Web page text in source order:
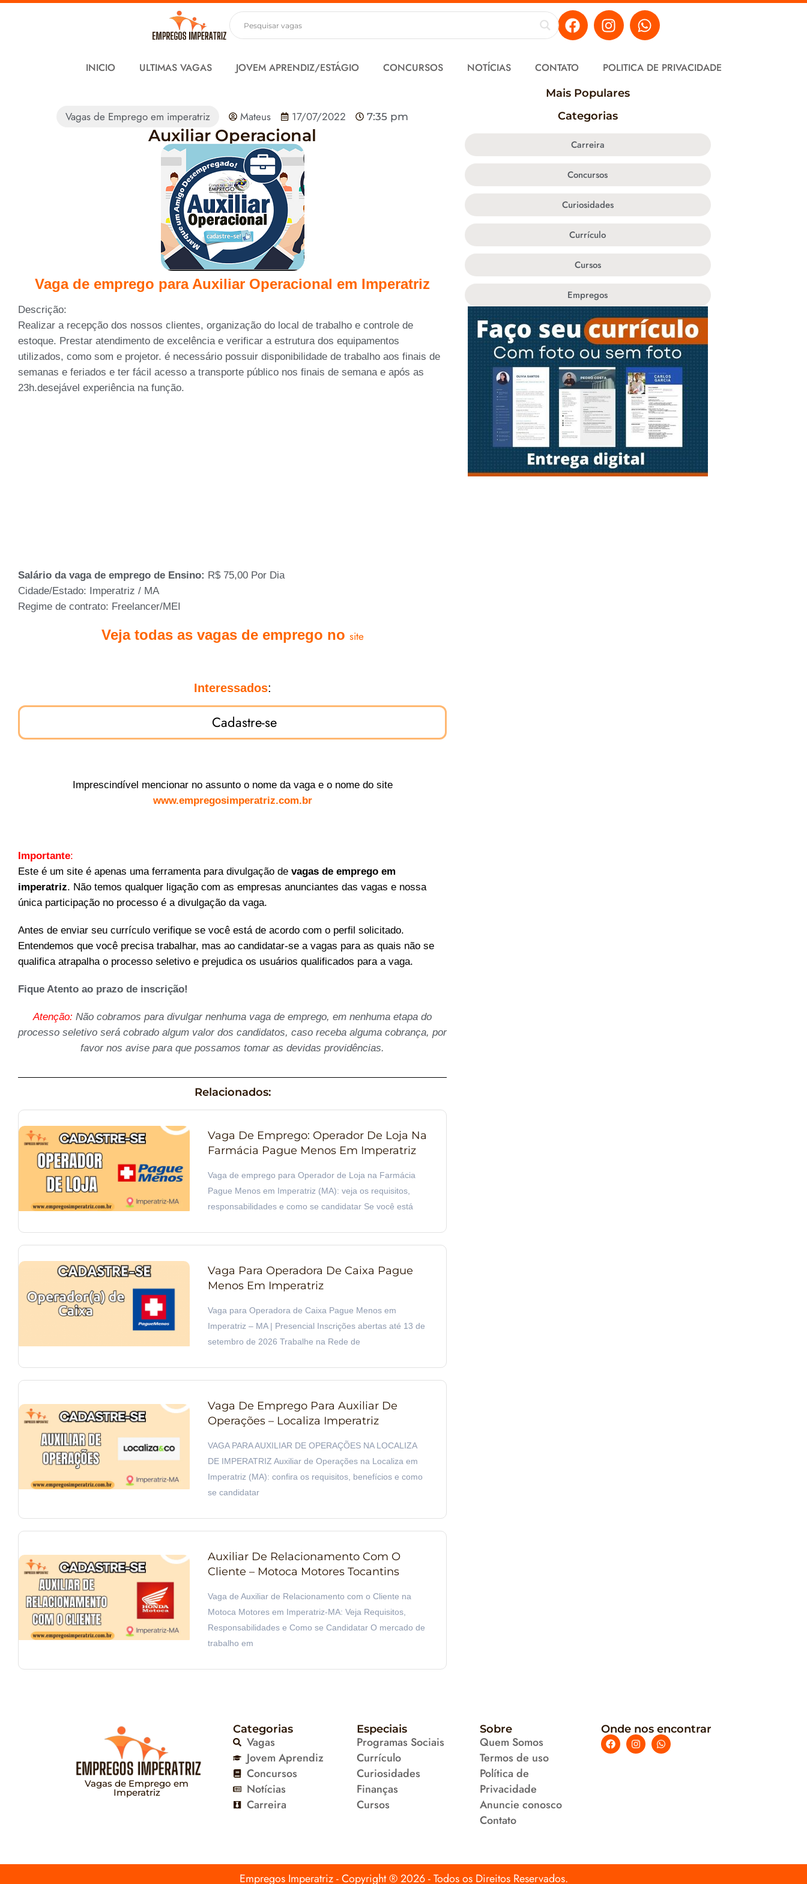
INICIO ULTIMAS VAGAS JOVEM APRENDIZ/ESTÁGIO CONCURSOS NOTÍCIAS CONTATO POLITICA DE PRIVACIDADE
Vagas de Emprego em imperatriz Mateus 17/07/2022 7:35 pm
Auxiliar Operacional
Vaga de emprego para Auxiliar Operacional em Imperatriz
Descrição:
Realizar a recepção dos nossos clientes, organização do local de trabalho e controle de
estoque. Prestar atendimento de excelência e verificar a estrutura dos equipamentos
utilizados, como som e projetor. é necessário possuir disponibilidade de trabalho aos finais de
semanas e feriados e ter fácil acesso a transporte público nos finais de semana e após as
23h.desejável experiência na função.
Salário da vaga de emprego de Ensino: R$ 75,00 Por Dia
Cidade/Estado: Imperatriz / MA
Regime de contrato: Freelancer/MEI
Veja todas as vagas de emprego no site
Interessados:
Cadastre-se
Imprescindível mencionar no assunto o nome da vaga e o nome do site
www.empregosimperatriz.com.br
Importante:
Este é um site é apenas uma ferramenta para divulgação de vagas de emprego em
imperatriz. Não temos qualquer ligação com as empresas anunciantes das vagas e nossa
única participação no processo é a divulgação da vaga.
Antes de enviar seu currículo verifique se você está de acordo com o perfil solicitado.
Entendemos que você precisa trabalhar, mas ao candidatar-se a vagas para as quais não se
qualifica atrapalha o processo seletivo e prejudica os usuários qualificados para a vaga.
Fique Atento ao prazo de inscrição!
Atenção: Não cobramos para divulgar nenhuma vaga de emprego, em nenhuma etapa do
processo seletivo será cobrado algum valor dos candidatos, caso receba alguma cobrança, por
favor nos avise para que possamos tomar as devidas providências.
Relacionados:
Vaga De Emprego: Operador De Loja Na
Farmácia Pague Menos Em Imperatriz
Vaga de emprego para Operador de Loja na Farmácia
Pague Menos em Imperatriz (MA): veja os requisitos,
responsabilidades e como se candidatar Se você está
Vaga Para Operadora De Caixa Pague
Menos Em Imperatriz
Vaga para Operadora de Caixa Pague Menos em
Imperatriz – MA | Presencial Inscrições abertas até 13 de
setembro de 2026 Trabalhe na Rede de
Vaga De Emprego Para Auxiliar De
Operações – Localiza Imperatriz
VAGA PARA AUXILIAR DE OPERAÇÕES NA LOCALIZA
DE IMPERATRIZ Auxiliar de Operações na Localiza em
Imperatriz (MA): confira os requisitos, benefícios e como
se candidatar
Auxiliar De Relacionamento Com O
Cliente – Motoca Motores Tocantins
Vaga de Auxiliar de Relacionamento com o Cliente na
Motoca Motores em Imperatriz-MA: Veja Requisitos,
Responsabilidades e Como se Candidatar O mercado de
trabalho em
Mais Populares
Categorias
Carreira
Concursos
Curiosidades
Currículo
Cursos
Empregos
Vagas de Emprego em
Imperatriz
Categorias
Vagas
Jovem Aprendiz
Concursos
Notícias
Carreira
Especiais
Programas Sociais
Currículo
Curiosidades
Finanças
Cursos
Sobre
Quem Somos
Termos de uso
Política de
Privacidade
Anuncie conosco
Contato
Onde nos encontrar
Empregos Imperatriz - Copyright ® 2026 - Todos os Direitos Reservados.